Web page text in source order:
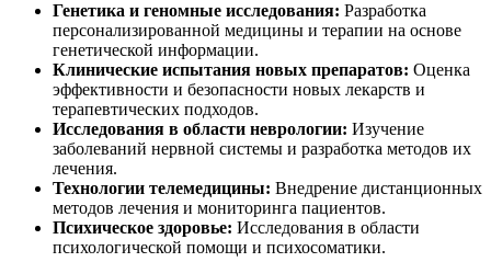
Генетика и геномные исследования: Разработка
персонализированной медицины и терапии на основе
генетической информации.
Клинические испытания новых препаратов: Оценка
эффективности и безопасности новых лекарств и
терапевтических подходов.
Исследования в области неврологии: Изучение
заболеваний нервной системы и разработка методов их
лечения.
Технологии телемедицины: Внедрение дистанционных
методов лечения и мониторинга пациентов.
Психическое здоровье: Исследования в области
психологической помощи и психосоматики.